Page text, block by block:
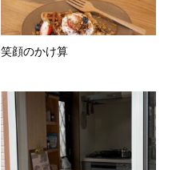
笑顔のかけ算